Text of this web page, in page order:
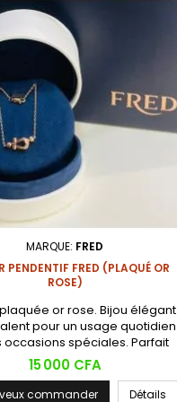
MARQUE: FRED
PENDENTIF FRED (PLAQUÉ OR
ROSE)
or rose. Bijou élégant
pour un usage quotidien
occasions spéciales. Parfait
cadeau pour femme !
Prix
15 000 CFA
commander Détails